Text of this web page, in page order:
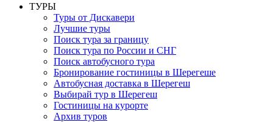
ТУРЫ
Туры от Дискавери
Лучшие туры
Поиск тура за границу
Поиск тура по России и СНГ
Поиск автобусного тура
Бронирование гостиницы в Шерегеше
Автобусная доставка в Шерегеш
Выбирай тур в Шерегеш
Гостиницы на курорте
Архив туров